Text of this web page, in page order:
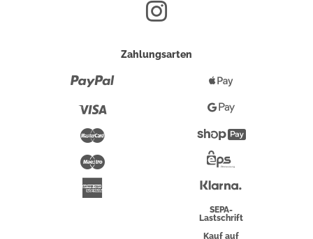
Zahlungsarten
Maestro
Pay
Google
Pay
Überweisung
SEPA-
Lastschrift
Kauf auf